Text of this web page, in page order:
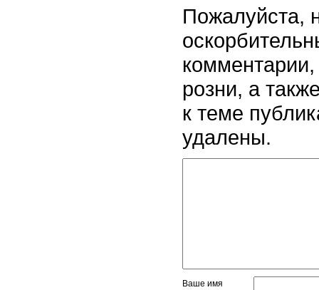
Пожалуйста,
розни, а
к теме
удалены.
Ваше имя